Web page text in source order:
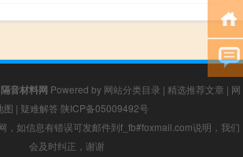
隔音材料网 Powered by 网站分类目录 | 精选推荐文章 | 网
图 | 疑难解答 陕ICP备05009492号
，如信息有错误可发邮件到f_fb#foxmail.com说明，我们
会及时纠正，谢谢